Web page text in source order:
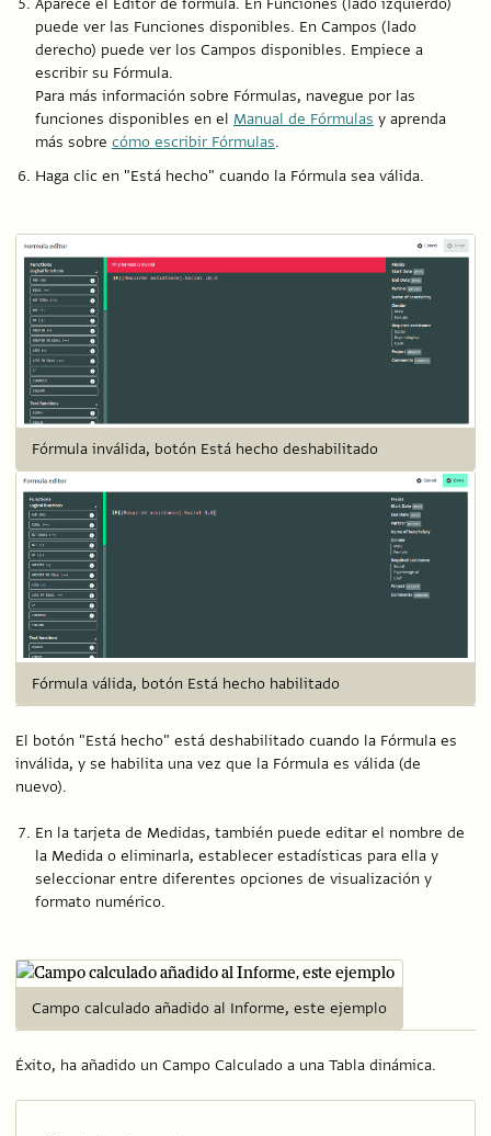
puede ver las Funciones disponibles. En Campos (lado
derecho) puede ver los Campos disponibles. Empiece a
escribir su Fórmula.
Para más información sobre Fórmulas, navegue por las
funciones disponibles en el Manual de Fórmulas y aprenda
más sobre cómo escribir Fórmulas.
Haga clic en "Está hecho" cuando la Fórmula sea válida.
Fórmula inválida, botón Está hecho deshabilitado
Fórmula válida, botón Está hecho habilitado
El botón "Está hecho" está deshabilitado cuando la Fórmula es
inválida, y se habilita una vez que la Fórmula es válida (de
nuevo).
En la tarjeta de Medidas, también puede editar el nombre de
la Medida o eliminarla, establecer estadísticas para ella y
seleccionar entre diferentes opciones de visualización y
formato numérico.
Campo calculado añadido al Informe, este ejemplo
Éxito, ha añadido un Campo Calculado a una Tabla dinámica.